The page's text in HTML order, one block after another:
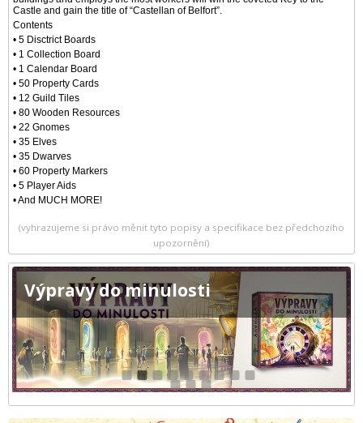
Castle and gain the title of “Castellan of Belfort”.
Contents
• 5 Disctrict Boards
• 1 Collection Board
• 1 Calendar Board
• 50 Property Cards
• 12 Guild Tiles
• 80 Wooden Resources
• 22 Gnomes
• 35 Elves
• 35 Dwarves
• 60 Property Markers
• 5 Player Aids
• And MUCH MORE!
(vyhrazujeme si právo měnit tyto popisy a specifikace bez předchozího
upozornění)
Výpravy do minulosti